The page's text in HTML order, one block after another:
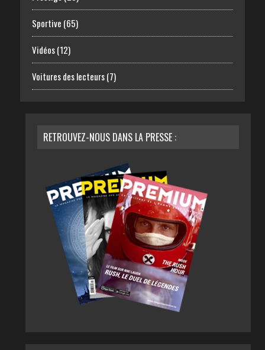
Sportive (65)
Vidéos(12)
Voitures des lecteurs(7)
RETROUVEZ-NOUS DANS LA PRESSE :